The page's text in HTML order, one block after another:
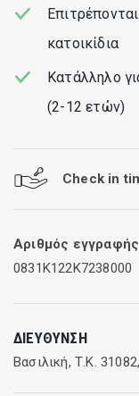
κατοικίδια
Κατάλληλο
(2-12 ετών)
Check in
Αριθμός
0831K122K7238000
ΔΙΕΎΘΥΝΣΗ
Βασιλική, Τ.Κ.